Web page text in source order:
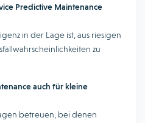
Predictive Maintenance
in der Lage ist, aus riesigen
zu
auch für kleine
betreuen, bei denen